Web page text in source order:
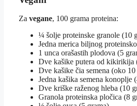
Za vegane, 100 grama proteina:
¼ šolje proteinske granole (10
Jedna merica biljnog
1 unca orašastih plodova (5
Dve kašike putera od kikirikija
Dve kašike čia semena (oko 10
Jedna kašika semena konoplje
Dve kriške raženog hleba (10
Granola proteinska pločica (8